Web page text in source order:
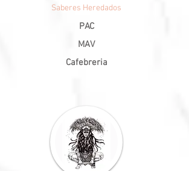
Saberes Heredados
PAC
MAV
Cafebreria